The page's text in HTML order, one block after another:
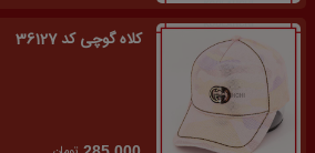
کلاه گوچی کد 36127